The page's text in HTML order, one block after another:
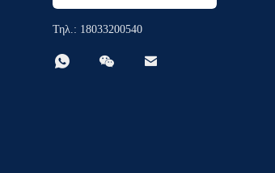
απόσπασμα
Τηλ.: 18033200540
  